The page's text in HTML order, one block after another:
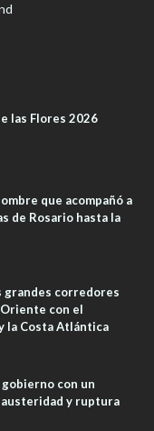
las Flores 2026
que acompañó a
de Rosario hasta la
grandes corredores
con el
la Costa Atlántica
con un
y ruptura